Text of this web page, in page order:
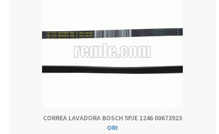
CORREA LAVADORA BOSCH 5PJE 1246 00673923
ORI